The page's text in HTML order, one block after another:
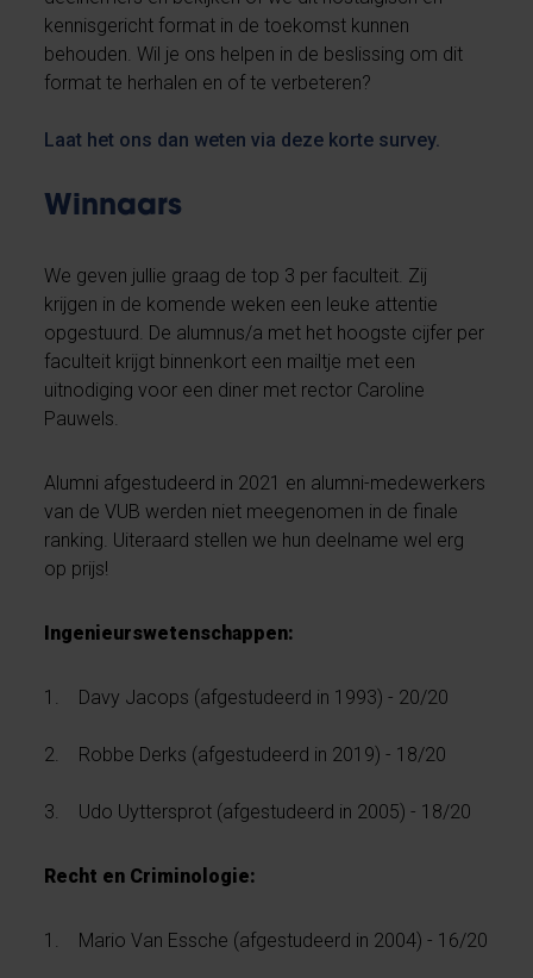
kennisgericht format in de toekomst kunnen
behouden. Wil je ons helpen in de beslissing om dit
format te herhalen en of te verbeteren?
Laat het ons dan weten via deze korte survey.
Winnaars
We geven jullie graag de top 3 per faculteit. Zij
krijgen in de komende weken een leuke attentie
opgestuurd. De alumnus/a met het hoogste cijfer per
faculteit krijgt binnenkort een mailtje met een
uitnodiging voor een diner met rector Caroline
Pauwels.
Alumni afgestudeerd in 2021 en alumni-medewerkers
van de VUB werden niet meegenomen in de finale
ranking. Uiteraard stellen we hun deelname wel erg
op prijs!
Ingenieurswetenschappen:
1. Davy Jacops (afgestudeerd in 1993) - 20/20
2. Robbe Derks (afgestudeerd in 2019) - 18/20
3. Udo Uyttersprot (afgestudeerd in 2005) - 18/20
Recht en Criminologie:
1. Mario Van Essche (afgestudeerd in 2004) - 16/20